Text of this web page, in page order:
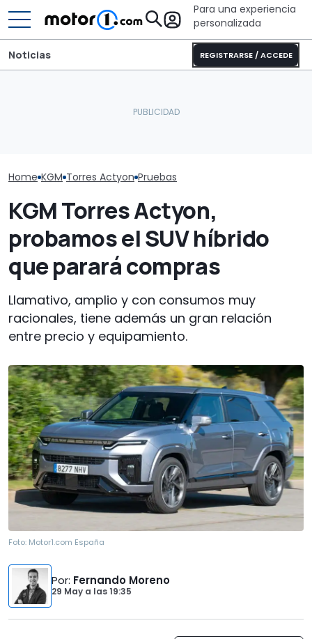
Para una experiencia
personalizada
REGISTRARSE / ACCEDE
Noticias
Home KGM Torres Actyon Pruebas
KGM Torres Actyon,
probamos el SUV híbrido
que parará compras
Llamativo, amplio y con consumos muy
racionales, tiene además un gran relación
entre precio y equipamiento.
Foto: Motor1.com España
Por: Fernando Moreno
29 May a las19:35